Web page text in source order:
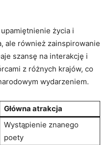
życia i
ale ‍również zainspirowanie
szansę na ​interakcję⁣ i
z ⁤różnych ⁢krajów, co
wydarzeniem.
Główna atrakcja
Wystąpienie ‍znanego
⁤poety